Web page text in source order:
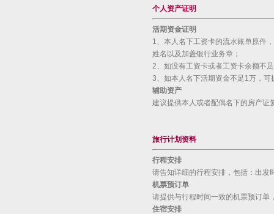
个人资产证明
活期资金证明
1、本人名下工资卡的流水账单原件
姓名以及加盖银行业务章；
2、如没有工资卡或者工资卡余额不
3、如本人名下活期资金不足1万，
辅助资产
建议提供本人或者配偶名下的房产证
旅行计划资料
行程安排
请告知详细的行程安排，包括：出发
机票预订单
请提供与行程时间一致的机票预订单
住宿安排